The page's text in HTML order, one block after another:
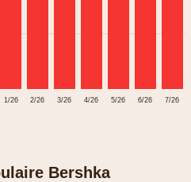
1/26 2/26 3/26 4/26 5/26 6/26 7/26
Bershka